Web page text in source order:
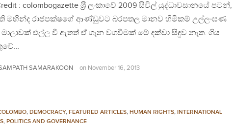
: colombogazette ශ‍්‍රී ලංකාවේ 2009 සිවිල් යුද්ධාවසානයේ පටන්,
මහින්ද රාජපක්ෂගේ ආණ්ඩුවට බරපතල මානව හිමිකම් උල්ලංඝණ
එල්ල වී ඇතත් ඒ ගැන වගවීමක් මේ දක්වා සිදුව නැත. ගිය
SAMARAKOON on November 16, 2013
, DEMOCRACY, FEATURED ARTICLES, HUMAN RIGHTS, INTERNATIONAL
, POLITICS AND GOVERNANCE